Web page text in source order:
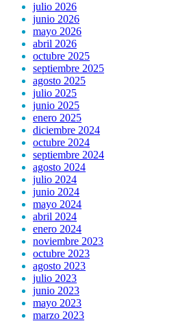
julio 2026
junio 2026
mayo 2026
abril 2026
octubre 2025
septiembre 2025
agosto 2025
julio 2025
junio 2025
enero 2025
diciembre 2024
octubre 2024
septiembre 2024
agosto 2024
julio 2024
junio 2024
mayo 2024
abril 2024
enero 2024
noviembre 2023
octubre 2023
agosto 2023
julio 2023
junio 2023
mayo 2023
marzo 2023